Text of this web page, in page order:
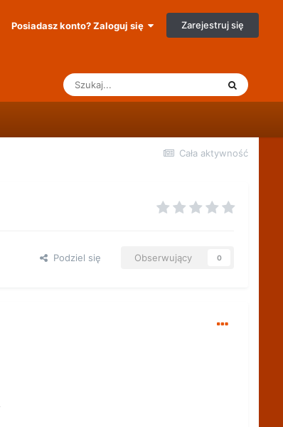
Posiadasz konto? Zaloguj się Zarejestruj się
Cała aktywność
Podziel się Obserwujący 0